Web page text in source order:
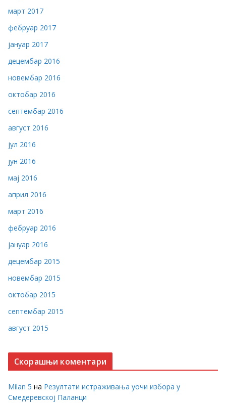
март 2017
фебруар 2017
јануар 2017
децембар 2016
новембар 2016
октобар 2016
септембар 2016
август 2016
јул 2016
јун 2016
мај 2016
април 2016
март 2016
фебруар 2016
јануар 2016
децембар 2015
новембар 2015
октобар 2015
септембар 2015
август 2015
Скорашњи коментари
Milan 5 на Резултати истраживања уочи избора у
Смедеревској Паланци